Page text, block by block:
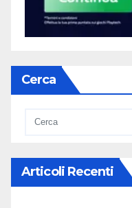
Cerca
Articoli Recenti